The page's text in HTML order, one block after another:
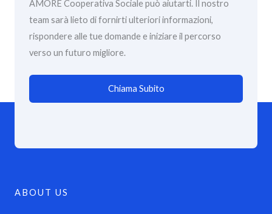
AMORE Cooperativa Sociale può aiutarti. Il nostro
team sarà lieto di fornirti ulteriori informazioni,
rispondere alle tue domande e iniziare il percorso
verso un futuro migliore.
Chiama Subito
ABOUT US